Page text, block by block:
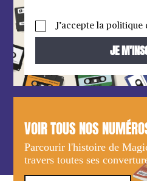
J’accepte la
VOIR TOUS NOS
Parcourir l'histoire de
travers toutes ses